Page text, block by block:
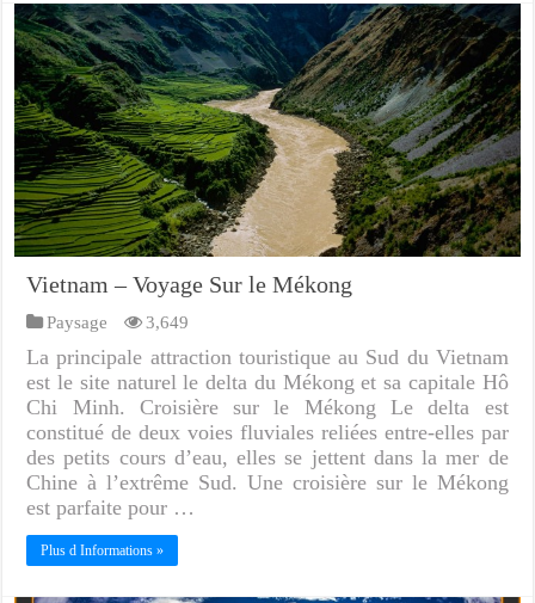
Vietnam – Voyage Sur le Mékong
Paysage 3,649
La principale attraction touristique au Sud du Vietnam
est le site naturel le delta du Mékong et sa capitale Hô
Chi Minh. Croisière sur le Mékong Le delta est
constitué de deux voies fluviales reliées entre-elles par
des petits cours d’eau, elles se jettent dans la mer de
Chine à l’extrême Sud. Une croisière sur le Mékong
est parfaite pour …
Plus d Informations »